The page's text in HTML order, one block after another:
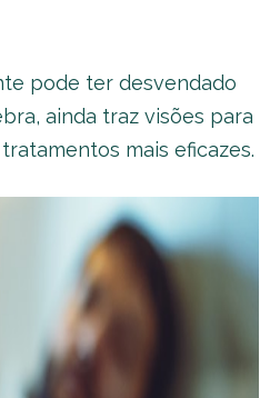
pode ter desvendado
ainda traz visões para
mais eficazes.